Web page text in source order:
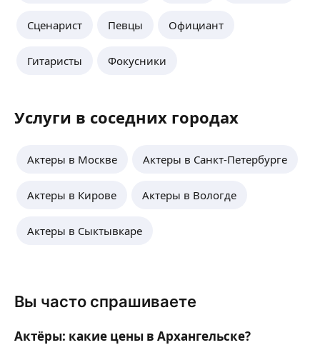
Сценарист Певцы Официант
Гитаристы Фокусники
Услуги в соседних городах
Актеры в Москве Актеры в Санкт-Петербурге
Актеры в Кирове Актеры в Вологде
Актеры в Сыктывкаре
Вы часто спрашиваете
Актёры: какие цены в Архангельске?